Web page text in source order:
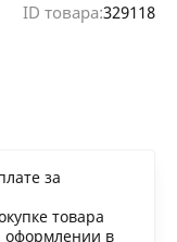
ID товара:329118
за
товара
оформлении в